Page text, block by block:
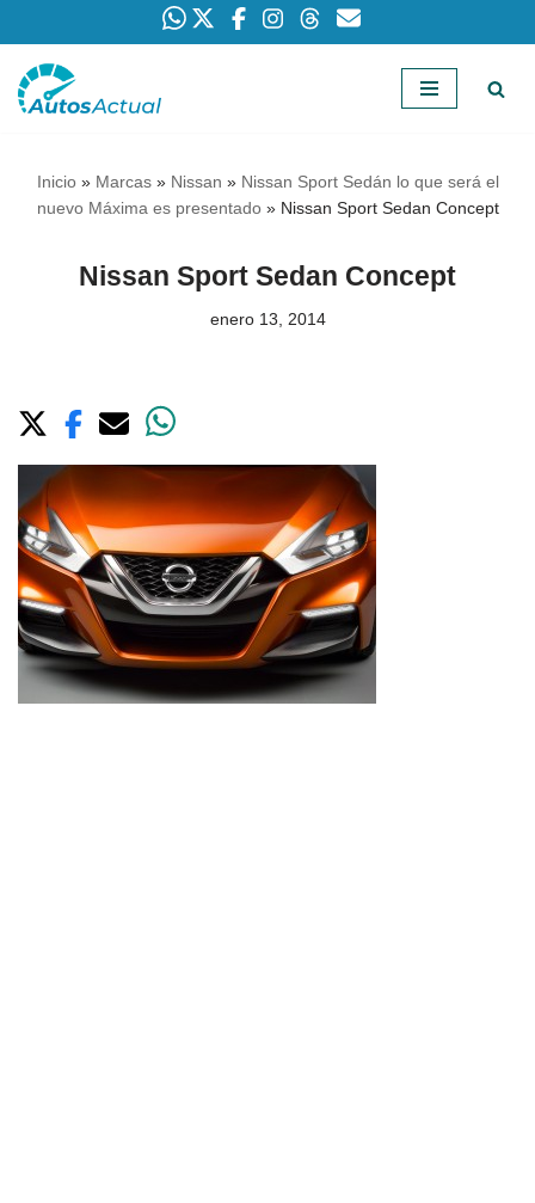
Saltar
Inicio» Marcas» Nissan » Nissan Sport Sedán lo que será el
nuevo Máxima es presentado» Nissan Sport Sedan Concept
Nissan Sport Sedan Concept
enero 13, 2014